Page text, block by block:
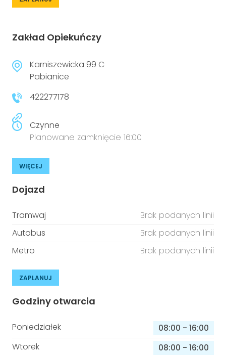
Zakład Opiekuńczy
Karniszewicka 99 C
Pabianice
422277178
Czynne
Planowane zamknięcie 16:00
WIĘCEJ
Dojazd
Tramwaj
Brak podanych linii
Autobus
Brak podanych linii
Metro
Brak podanych linii
ZAPLANUJ
Godziny otwarcia
Poniedziałek 08:00 - 16:00
Wtorek
08:00 - 16:00